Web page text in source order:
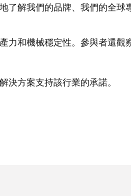
解我們的品牌、我們的全球
和機械穩定性。參與者還觀
決方案支持該行業的承諾。